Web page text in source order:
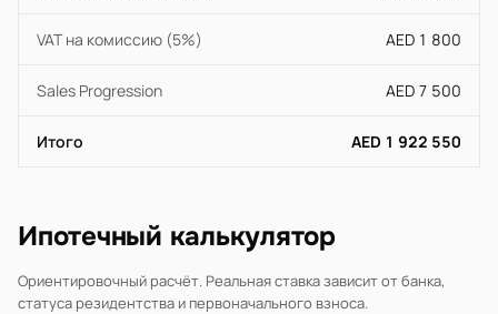
VAT на комиссию (5%) AED 1 800
Sales Progression AED 7 500
Итого AED 1 922 550
Ипотечный калькулятор
Ориентировочный расчёт. Реальная ставка зависит от банка,
статуса резидентства и первоначального взноса.